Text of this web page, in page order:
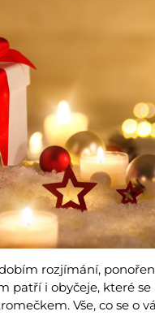
rozjímání,
patří i obyčeje, které
Vše, co se o